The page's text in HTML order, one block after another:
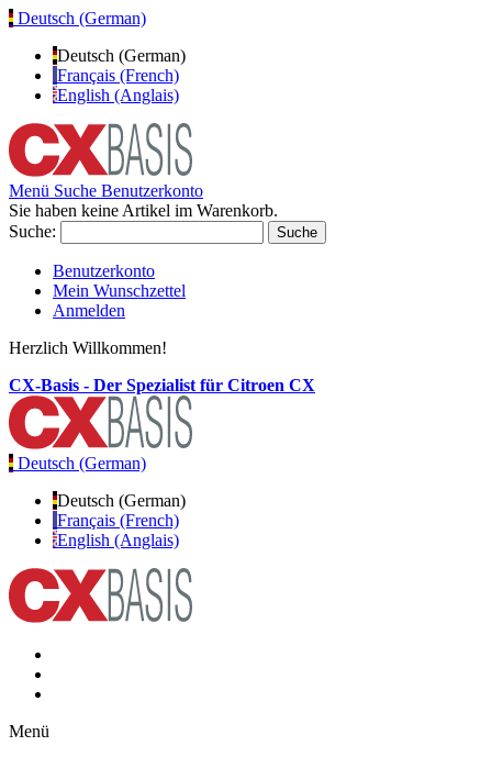
Deutsch (German)
Deutsch (German)
Français (French)
English (Anglais)
Menü Suche Benutzerkonto
Sie haben keine Artikel im Warenkorb.
Suche:
Suche
Benutzerkonto
Mein Wunschzettel
Anmelden
Herzlich Willkommen!
CX-Basis - Der Spezialist für Citroen CX
Deutsch (German)
Deutsch (German)
Français (French)
English (Anglais)
Menü